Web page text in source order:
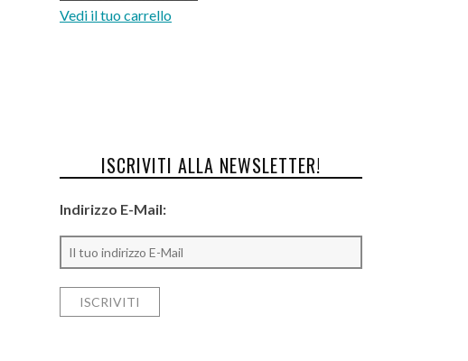
Vedi il tuo carrello
ISCRIVITI ALLA NEWSLETTER!
Indirizzo E-Mail: